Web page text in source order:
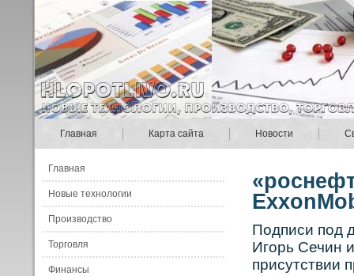
Главная Карта сайта Новости
Главная
Новые технологии
Производство
Торговля
Финансы
Подписи под
Игорь Сечин
присутствии